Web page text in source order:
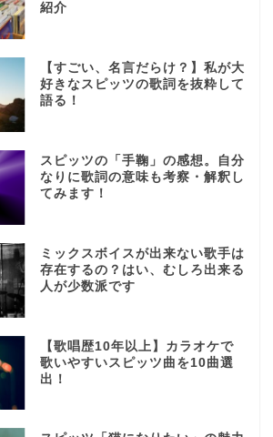
紹介
【すごい、名言だらけ？】私が大
好きなスピッツの歌詞を抜粋して
語る！
スピッツの「手鞠」の感想。自分
なりに歌詞の意味も考察・解釈し
てみます！
ミックスボイスが出来ない歌手は
存在するの？はい、むしろ出来る
人が少数派です
【歌唱歴10年以上】カラオケで
歌いやすいスピッツ曲を10曲選
出！